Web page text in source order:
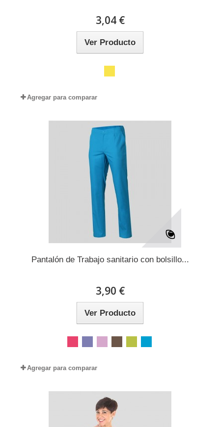
3,04 €
Ver Producto
Agregar para comparar
Pantalón de Trabajo sanitario con bolsillo...
3,90 €
Ver Producto
Agregar para comparar